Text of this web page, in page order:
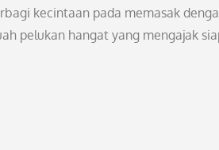
kecintaan pada memasak
pelukan hangat yang mengajak